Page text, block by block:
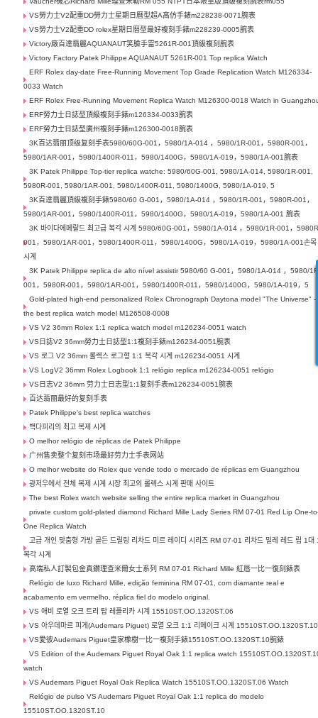
VS勞力士V2配重DD勞力士星期日曆型超A高仿手錶m228238-0071腕表
VS勞力士V2配重DD rolex星期日曆型最好複刻手錶m228239-0005腕表
Victory廠百達翡麗AQUANAUT笑臉手雷5261R-001頂級複刻腕表
Victory Factory Patek Philippe AQUANAUT 5261R-001 Top replica Watch
ERF Rolex day-date Free-Running Movement Top Grade Replication Watch M126334-
0033 Watch
ERF Rolex Free-Running Movement Replica Watch M126300-0018 Watch in
ERF勞力士日誌型頂級複刻手錶m126334-0033腕表
ERF勞力士日誌型廣州複刻手錶m126300-0018腕表
3K百达翡丽顶级复刻手表5980/60G-001，5980/1A-014 ，5980/1R-001，5980R-001，
5980/1AR-001，5980/1400R-011，5980/1400G，5980/1A-019，5980/1A-001腕表
3K Patek Philippe Top-tier replica watche: 5980/60G-001, 5980/1A-014, 5980/1R-001,
5980R-001, 5980/1AR-001, 5980/1400R-011, 5980/1400G, 5980/1A-019, 5
3K百達翡麗頂級複刻手錶5980/60 G-001，5980/1A-014 ，5980/1R-001，5980R-001，
5980/1AR-001，5980/1400R-011，5980/1400G，5980/1A-019，5980/1A-001 腕表
3K 바이다에메랄드 최고급 복각 시계 5980/60G-001，5980/1A-014 ，5980/1R-001，
001，5980/1AR-001，5980/1400R-011，5980/1400G，5980/1A-019，5980/1A-001손목
시계
3K Patek Philippe replica de alto nível assistir 5980/60 G-001，5980/1A-014 ，5980/
001，5980R-001，5980/1AR-001，5980/1400R-011，5980/1400G，5980/1A-019，5
Gold-plated high-end personalized Rolex Chronograph Daytona model "The Universe" -
the best replica watch model M126508-0008
VS V2 36mm Rolex 1:1 replica watch model m126234-0051 watch
VS日誌V2 36mm勞力士日誌型1:1複刻手錶m126234-0051腕表
VS 로그 V2 36mm 롤렉스 로그형 1:1 복각 시계 m126234-0051 시계
VS LogV2 36mm Rolex Logbook 1:1 relógio replica m126234-0051 relógio
VS日志V2 36mm 劳力士日志型1:1复刻手表m126234-0051腕表
百达翡丽最好的复刻手表
Patek Philippe's best replica watches
백다피리의 최고 복제 시계
O melhor relógio de réplicas de Patek Philippe
广州售卖整个复刻市场最好劳力士手表网站
O melhor website do Rolex que vende todo o mercado de réplicas em Guangzhou
광저우에서 전체 복제 시계 시장 최고의 롤렉스 시계 판매 사이트
The best Rolex watch website selling the entire replica market in Guangzhou
private custom gold-plated diamond Richard Mille Lady Series RM 07-01 Red Lip One-
One Replica Watch
고급 개인 맞춤형 가방 골든 드릴링 리차드 미르 레이디 시리즈 RM 07-01 리차드 밀레 레드 립 1대
복각 시계
高端私人訂製包金真鑽理查米爾女士系列 RM 07-01 Richard Mille 紅唇一比一復刻錶表
Relógio de luxo Richard Mille, edição feminina RM 07-01, com diamante real e
acabamento em vermelho, réplica fiel do modelo original.
VS 애비 로열 오크 트리 탑 레플리카 시계 15510ST.OO.1320ST.06
VS 아우데마르 피게(Audemars Piguet) 로열 오크 1:1 리메이크 시계 15510ST.OO.1320ST.10
VS愛彼Audemars Piguet皇家橡樹一比一複刻手錶15510ST.OO.1320ST.10腕錶
VS Edition of the Audemars Piguet Royal Oak 1:1 replica watch
watch
VS Audemars Piguet Royal Oak Replica Watch 15510ST.OO.1320ST.06 Watch
Relógio de pulso VS Audemars Piguet Royal Oak 1:1 replica do modelo
15510ST.OO.1320ST.10